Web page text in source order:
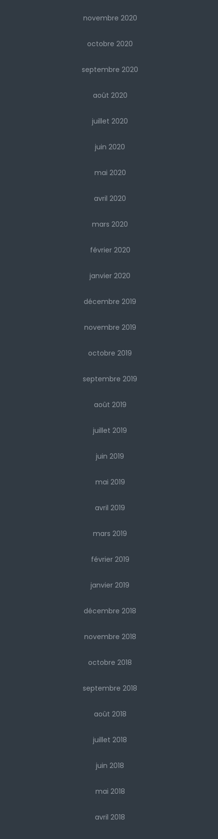
novembre 2020
octobre 2020
septembre 2020
août 2020
juillet 2020
juin 2020
mai 2020
avril 2020
mars 2020
février 2020
janvier 2020
décembre 2019
novembre 2019
octobre 2019
septembre 2019
août 2019
juillet 2019
juin 2019
mai 2019
avril 2019
mars 2019
février 2019
janvier 2019
décembre 2018
novembre 2018
octobre 2018
septembre 2018
août 2018
juillet 2018
juin 2018
mai 2018
avril 2018